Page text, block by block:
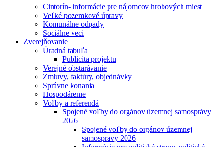
Cintorín- informácie pre nájomcov hrobových miest
Veľké pozemkové úpravy
Komunálne odpady
Sociálne veci
Zverejňovanie
Úradná tabuľa
Publicita projektu
Verejné obstarávanie
Zmluvy, faktúry, objednávky
Správne konania
Hospodárenie
Voľby a referendá
Spojené voľby do orgánov územnej samosprávy
2026
Spojené voľby do orgánov územnej
samosprávy 2026